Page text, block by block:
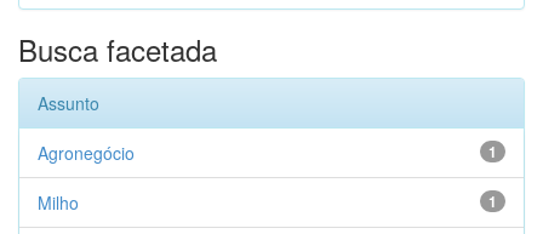
Busca facetada
Assunto
1
Agronegócio
1
Milho